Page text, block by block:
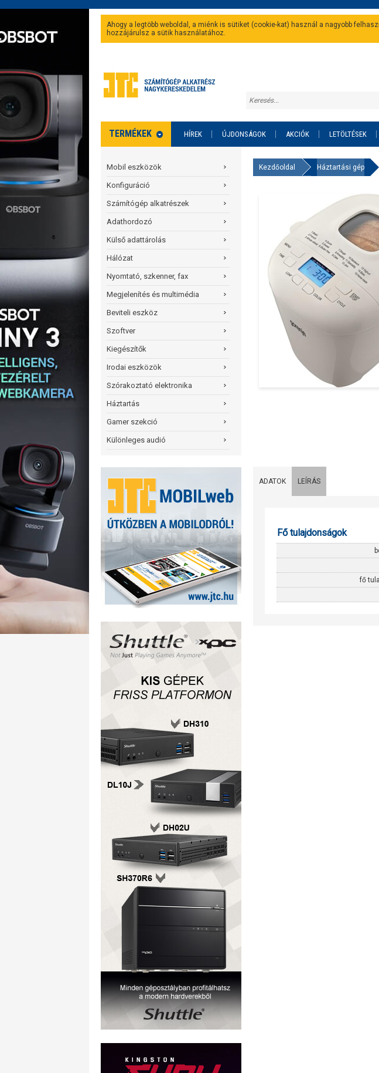
Ahogy a legtöbb weboldal, a miénk is sütiket (cookie-kat) használ a nagyobb
hozzájárulsz a sütik használatához.
TERMÉKEK HÍREK ÚJDONSÁGOK AKCIÓK LETÖLTÉSEK
Mobil eszközök
Konfiguráció
Számítógép alkatrészek
Adathordozó
Külső adattárolás
Hálózat
Nyomtató, szkenner, fax
Megjelenítés és multimédia
Beviteli eszköz
Szoftver
Kiegészítők
Irodai eszközök
Szórakoztató elektronika
Háztartás
Gamer szekció
Különleges audió
Kezdőoldal Háztartási gép
ADATOK LEÍRÁS
Fő tulajdonságok
fő